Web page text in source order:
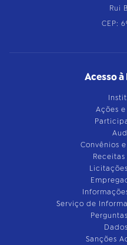
Rui
CEP:
Acesso
Ações
Convênios
Serviço de
Sanções